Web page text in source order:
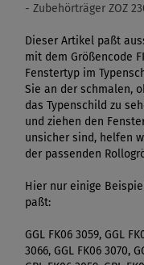
- Zubehörträger ZOZ
Dieser Artikel paßt
mit dem Größencode
Fenstertyp im
Sie an der schmalen,
das Typenschild zu
und ziehen den
unsicher sind, helfen
der passenden
Hier nur einige
paßt:
GGL FK06 3059, GGL
3066, GGL FK06 3070,